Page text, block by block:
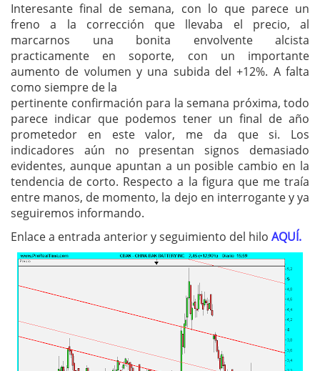
Interesante final de semana, con lo que parece un
freno a la corrección que llevaba el precio, al
marcarnos una bonita envolvente alcista
practicamente en soporte, con un importante
aumento de volumen y una subida del +12%. A falta
como siempre de la
pertinente confirmación para la semana próxima, todo
parece indicar que podemos tener un final de año
prometedor en este valor, me da que si. Los
indicadores aún no presentan signos demasiado
evidentes, aunque apuntan a un posible cambio en la
tendencia de corto. Respecto a la figura que me traía
entre manos, de momento, la dejo en interrogante y ya
seguiremos informando.
Enlace a entrada anterior y seguimiento del hilo AQUÍ.